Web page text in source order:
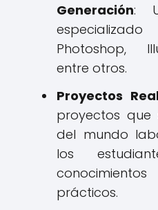
Generación:
Photoshop,
entre otros.
Proyectos
proyectos que
del mundo
los
prácticos.